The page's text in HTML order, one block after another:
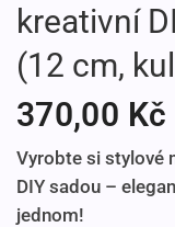
kreativní
(12 cm,
370,00 Kč
Vyrobte si stylové
DIY sadou –
jednom!